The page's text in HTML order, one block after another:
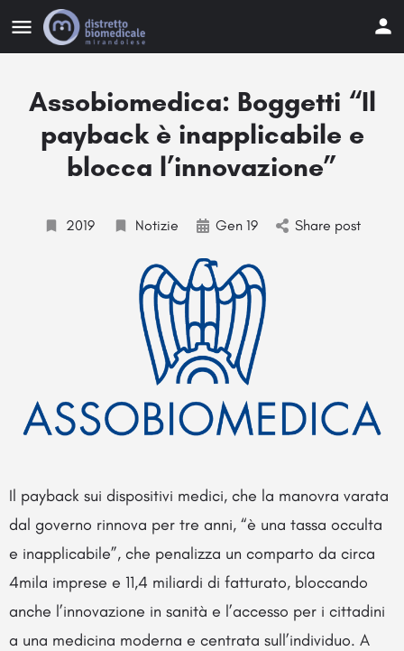
Assobiomedica: Boggetti “Il
payback è inapplicabile e
blocca l’innovazione”
2019 Notizie Gen 19 Share post
Il payback sui dispositivi medici, che la manovra varata
dal governo rinnova per tre anni, “è una tassa occulta
e inapplicabile”, che penalizza un comparto da circa
4mila imprese e 11,4 miliardi di fatturato, bloccando
anche l’innovazione in sanità e l’accesso per i cittadini
a una medicina moderna e centrata sull’individuo. A